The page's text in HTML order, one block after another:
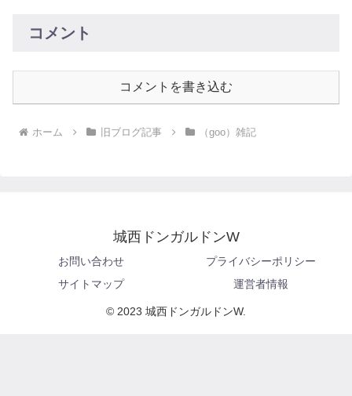
コメント
コメントを書き込む
ホーム 旧ブログ記事 （goo）雑記
城西ドンガルドンW
お問い合わせ
プライバシーポリシー
サイトマップ
運営者情報
© 2023 城西ドンガルドンW.